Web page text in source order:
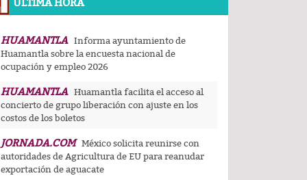
ÚLTIMA HORA
HUAMANTLA Informa ayuntamiento de
Huamantla sobre la encuesta nacional de
ocupación y empleo 2026
HUAMANTLA Huamantla facilita el acceso al
concierto de grupo liberación con ajuste en los
costos de los boletos
JORNADA.COM México solicita reunirse con
autoridades de Agricultura de EU para reanudar
exportación de aguacate